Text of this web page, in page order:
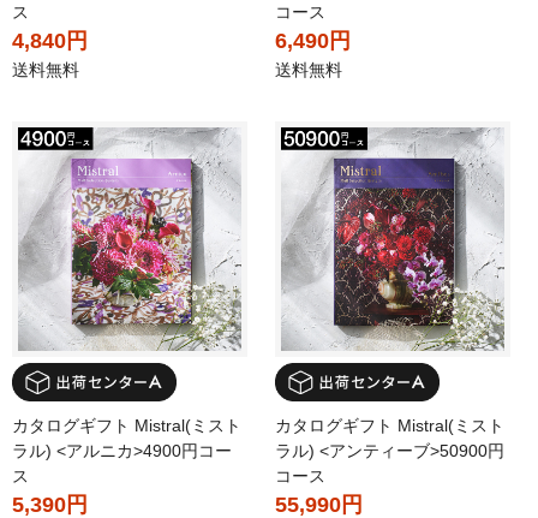
ス
4,840円
送料無料
コース
6,490円
送料無料
カタログギフト Mistral(ミスト
ラル) <アルニカ>4900円コー
ス
5,390円
カタログギフト Mistral(ミスト
ラル) <アンティーブ>50900円
コース
55,990円